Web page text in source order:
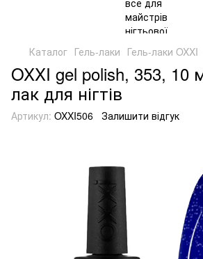
Каталог Гель-лаки Гель-лаки OXXI
OXXI gel polish, 353, 10
лак для нігтів
Артикул: OXXI506 Залишити відгук